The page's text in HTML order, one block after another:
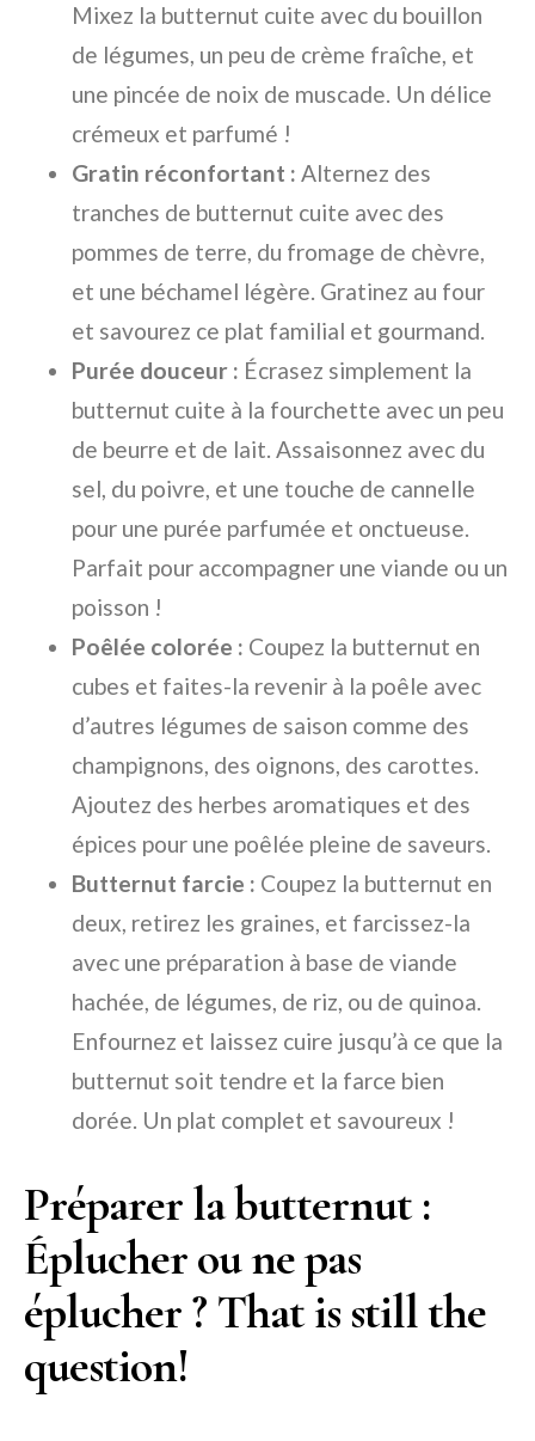
Mixez la butternut cuite avec du bouillon
de légumes, un peu de crème fraîche, et
une pincée de noix de muscade. Un délice
crémeux et parfumé !
Gratin réconfortant : Alternez des
tranches de butternut cuite avec des
pommes de terre, du fromage de chèvre,
et une béchamel légère. Gratinez au four
et savourez ce plat familial et gourmand.
Purée douceur : Écrasez simplement la
butternut cuite à la fourchette avec un peu
de beurre et de lait. Assaisonnez avec du
sel, du poivre, et une touche de cannelle
pour une purée parfumée et onctueuse.
Parfait pour accompagner une viande ou un
poisson !
Poêlée colorée : Coupez la butternut en
cubes et faites-la revenir à la poêle avec
d’autres légumes de saison comme des
champignons, des oignons, des carottes.
Ajoutez des herbes aromatiques et des
épices pour une poêlée pleine de saveurs.
Butternut farcie : Coupez la butternut en
deux, retirez les graines, et farcissez-la
avec une préparation à base de viande
hachée, de légumes, de riz, ou de quinoa.
Enfournez et laissez cuire jusqu’à ce que la
butternut soit tendre et la farce bien
dorée. Un plat complet et savoureux !
Préparer la butternut :
Éplucher ou ne pas
éplucher ? That is still the
question!